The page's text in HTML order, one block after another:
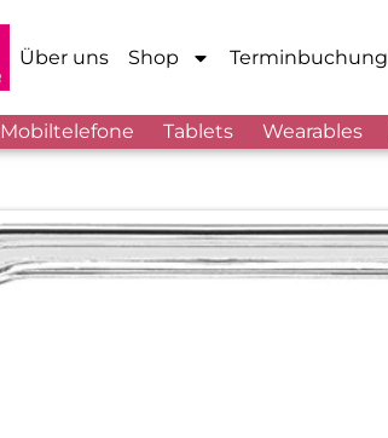
Über uns Shop Terminbuchung
Mobiltelefone Tablets Wearables